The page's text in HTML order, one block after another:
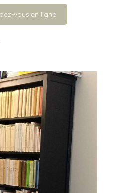
vous en ligne